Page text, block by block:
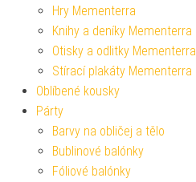
Hry Mementerra
Knihy a deníky Mementerra
Otisky a odlitky Mementerra
Stírací plakáty Mementerra
Oblíbené kousky
Párty
Barvy na obličej a tělo
Bublinové balónky
Fóliové balónky